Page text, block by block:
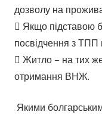
дозволу на
 Якщо підставою
посвідчення з ТПП
 Житло – на тих
отримання ВНЖ.
Якими